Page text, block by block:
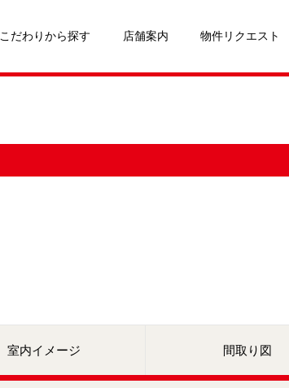
こだわりから探す 店舗案内 物件リクエスト
室内イメージ 間取り図